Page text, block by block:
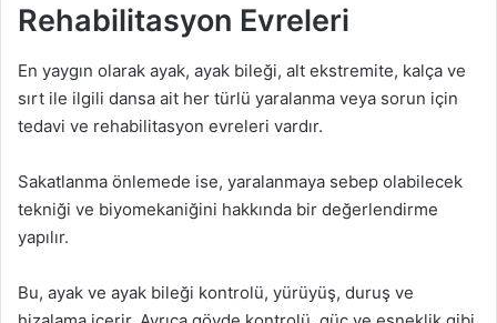
Rehabilitasyon Evreleri
En yaygın olarak ayak, ayak bileği, alt ekstremite, kalça ve
sırt ile ilgili dansa ait her türlü yaralanma veya sorun için
tedavi ve rehabilitasyon evreleri vardır.
Sakatlanma önlemede ise, yaralanmaya sebep olabilecek
tekniği ve biyomekaniğini hakkında bir değerlendirme
yapılır.
Bu, ayak ve ayak bileği kontrolü, yürüyüş, duruş ve